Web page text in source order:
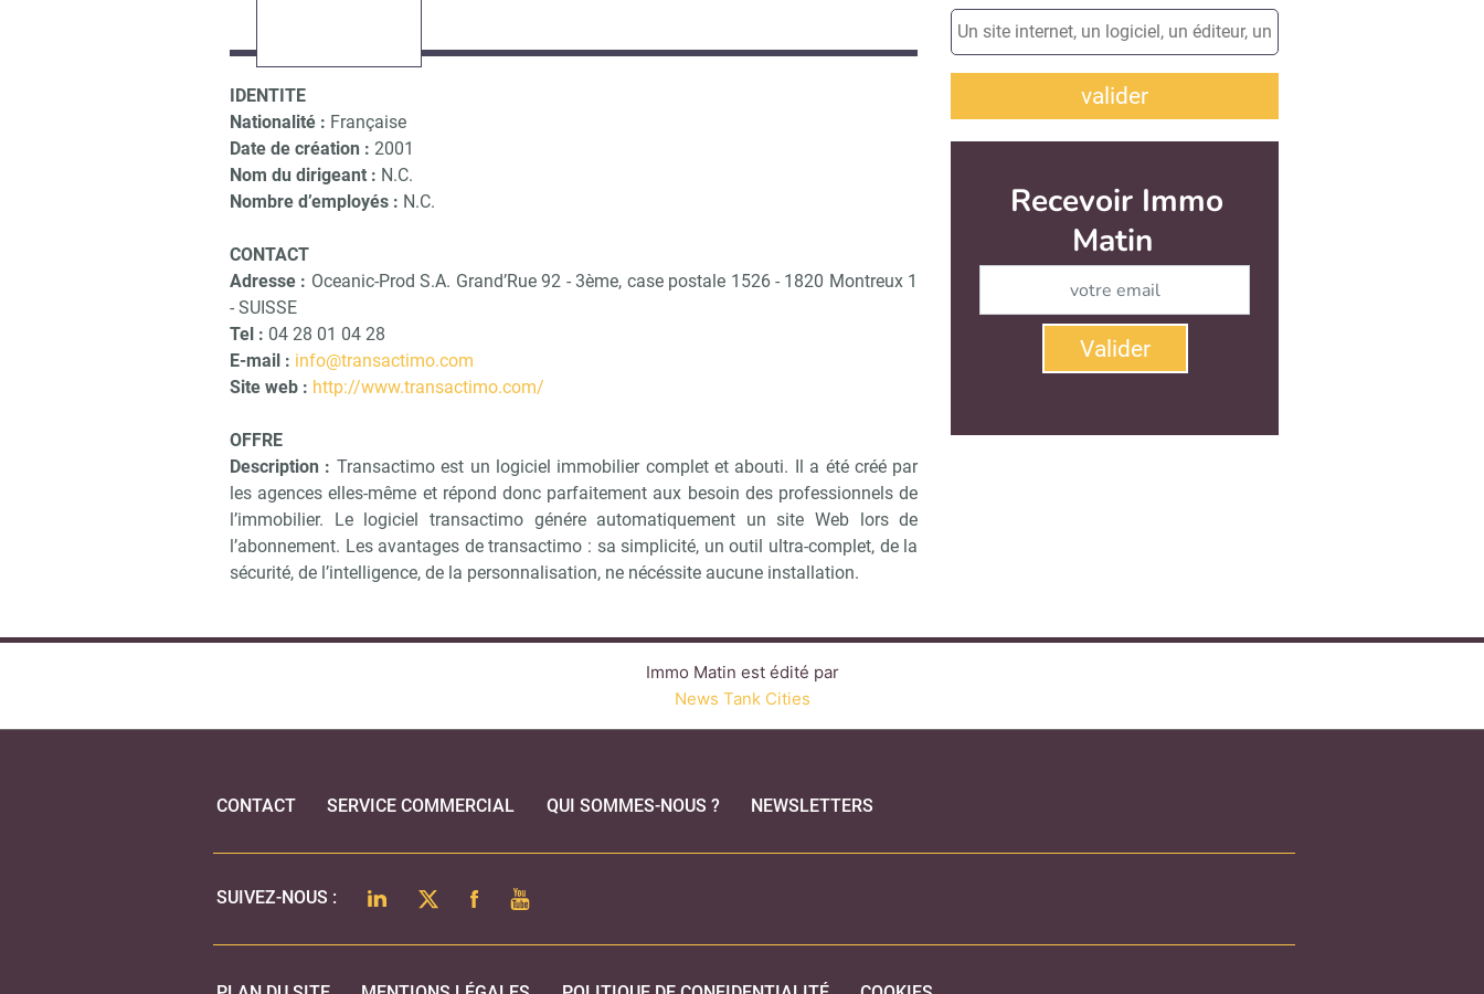
IDENTITE
Nationalité : Française
Date de création : 2001
Nom du dirigeant : N.C.
Nombre d’employés : N.C.
CONTACT
Adresse : Oceanic-Prod S.A. Grand’Rue 92 - 3ème, case postale 1526 - 1820 Montreux 1
- SUISSE
Tel : 04 28 01 04 28
E-mail : info@transactimo.com
Site web : http://www.transactimo.com/
OFFRE
Description : Transactimo est un logiciel immobilier complet et abouti. Il a été créé par
les agences elles-même et répond donc parfaitement aux besoin des professionnels de
l’immobilier. Le logiciel transactimo génére automatiquement un site Web lors de
l’abonnement. Les avantages de transactimo : sa simplicité, un outil ultra-complet, de la
sécurité, de l’intelligence, de la personnalisation, ne nécéssite aucune installation.
valider
Recevoir Immo
Matin
Valider
Immo Matin est édité par
News Tank Cities
CONTACT SERVICE COMMERCIAL QUI SOMMES-NOUS ? NEWSLETTERS
SUIVEZ-NOUS : LINKEDINTWITTERFACEBOOK
YOUTUBE